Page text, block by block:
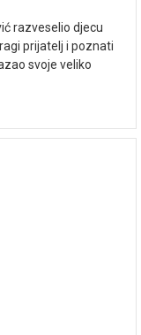
razveselio djecu
prijatelj i poznati
svoje veliko